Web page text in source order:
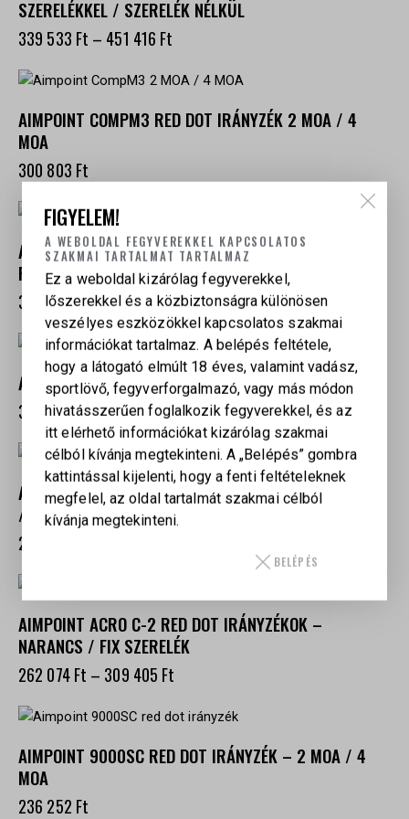
SZERELÉKKEL / SZERELÉK NÉLKÜL
339 533 Ft – 451 416 Ft
AIMPOINT COMPM3 RED DOT IRÁNYZÉK 2 MOA / 4
MOA
300 803 Ft
AIMPOINT COA 3.5 MOA A-CUT RED DOT IRÁNYZÉK
PISZTOLYHOZ /PUSKÁHOZ
300 803Ft
AIMPOINT ACRO S-2 RED DOT IRÁNYZÉK
300 803Ft
AIMPOINT ACRO P-2 RED DOT IRÁNYZÉKOK – 2.5 MOA
/ 3.5 MOA / FDE / SNIPER GREY
296 497
AIMPOINT ACRO C-2 RED DOT IRÁNYZÉKOK –
NARANCS / FIX SZERELÉK
262 074Ft – 309 405 Ft
AIMPOINT 9000SC RED DOT IRÁNYZÉK – 2 MOA / 4
MOA
236 252 Ft
FIGYELEM!
A WEBOLDAL FEGYVEREKKEL KAPCSOLATOS
SZAKMAI TARTALMAT TARTALMAZ
Ez a weboldal kizárólag fegyverekkel,
lőszerekkel és a közbiztonságra különösen
veszélyes eszközökkel kapcsolatos szakmai
információkat tartalmaz. A belépés feltétele,
hogy a látogató elmúlt 18 éves, valamint vadász,
sportlövő, fegyverforgalmazó, vagy más módon
hivatásszerűen foglalkozik fegyverekkel, és az
itt elérhető információkat kizárólag szakmai
célból kívánja megtekinteni. A „Belépés” gombra
kattintással kijelenti, hogy a fenti feltételeknek
megfelel, az oldal tartalmát szakmai célból
kívánja megtekinteni.
BELÉPÉS